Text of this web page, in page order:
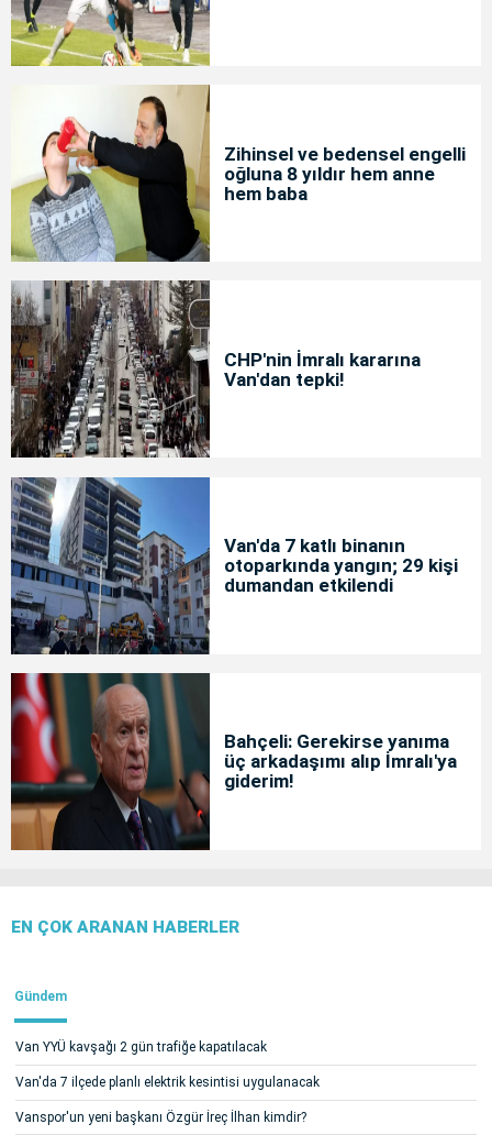
Zihinsel ve bedensel engelli
oğluna 8 yıldır hem anne
hem baba
CHP'nin İmralı kararına
Van'dan tepki!
Van'da 7 katlı binanın
otoparkında yangın; 29 kişi
dumandan etkilendi
Bahçeli: Gerekirse yanıma
üç arkadaşımı alıp İmralı'ya
giderim!
EN ÇOK ARANAN HABERLER
Gündem
Van YYÜ kavşağı 2 gün trafiğe kapatılacak
Van'da 7 ilçede planlı elektrik kesintisi uygulanacak
Vanspor'un yeni başkanı Özgür İreç İlhan kimdir?